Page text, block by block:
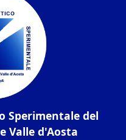
del
Valle d'Aosta